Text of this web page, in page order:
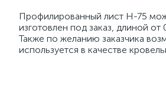
Профилированный лист Н-75
изготовлен под заказ, длиной от
Также по желанию заказчика
используется в качестве